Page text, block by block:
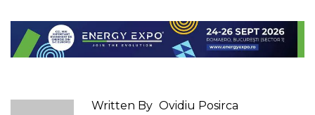
Written By Ovidiu Posirca